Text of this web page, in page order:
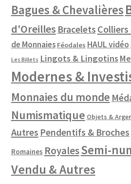
Bagues & Chevalières
d'Oreilles Bracelets Colliers
de Monnaies Féodales HAUL vidéo
Les Billets Lingots & Lingotins
Modernes &
Monnaies du monde
Numismatique Objets &
Autres Pendentifs & Broches
Romaines RoyalesSemi-
Vendu & Autres